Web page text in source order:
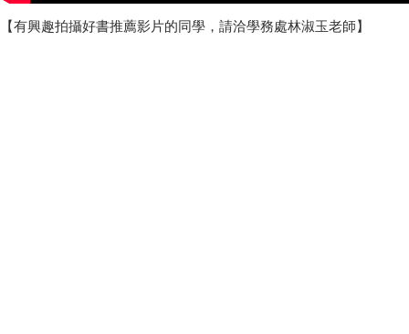
【有興趣拍攝好書推薦影片的同學，請洽學務處林淑玉老師】